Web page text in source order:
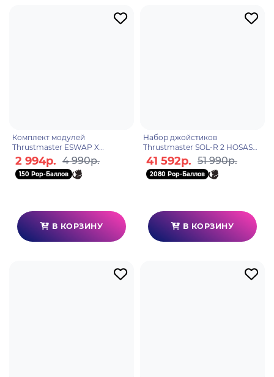
Комплект модулей
Thrustmaster ESWAP X
RACING MODULE FORZA
HORIZON 5, Xbox series S/X, ПК
2 994р. 4 990р.
150 Pop-Баллов
В КОРЗИНУ
Набор джойстиков
Thrustmaster SOL-R 2 HOSAS
SPACE DUO, PC
41 592р. 51 990р.
2080 Pop-Баллов
В КОРЗИНУ